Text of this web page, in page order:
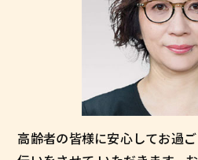
高齢者の皆様に安心してお過